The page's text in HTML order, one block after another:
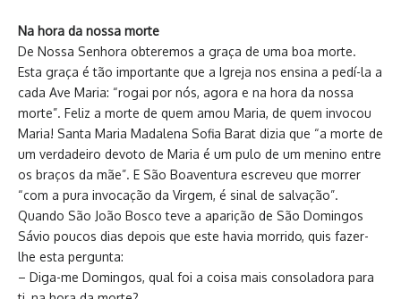
Na hora da nossa morte
De Nossa Senhora obteremos a graça de uma boa morte.
Esta graça é tão importante que a Igreja nos ensina a pedí-la a
cada Ave Maria: “rogai por nós, agora e na hora da nossa
morte”. Feliz a morte de quem amou Maria, de quem invocou
Maria! Santa Maria Madalena Sofia Barat dizia que “a morte de
um verdadeiro devoto de Maria é um pulo de um menino entre
os braços da mãe”. E São Boaventura escreveu que morrer
“com a pura invocação da Virgem, é sinal de salvação”.
Quando São João Bosco teve a aparição de São Domingos
Sávio poucos dias depois que este havia morrido, quis fazer-
lhe esta pergunta:
– Diga-me Domingos, qual foi a coisa mais consoladora para